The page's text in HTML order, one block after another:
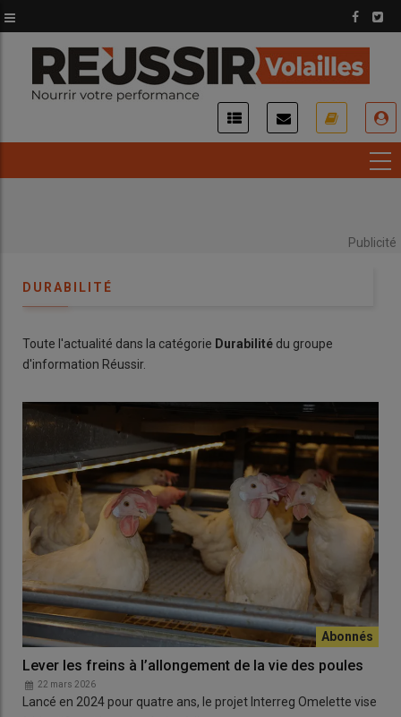
au
contenu
principal
Publicité
DURABILITÉ
Toute l'actualité dans la catégorie Durabilité du groupe
d'information Réussir.
Lever les freins à l’allongement de la vie des poules
22 mars 2026
Lancé en 2024 pour quatre ans, le projet Interreg Omelette vise